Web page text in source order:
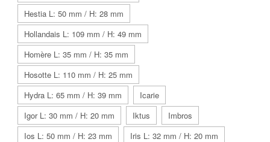
Hestia L: 50 mm / H: 28 mm
Hollandais L: 109 mm / H: 49 mm
Homère L: 35 mm / H: 35 mm
Hosotte L: 110 mm / H: 25 mm
Hydra L: 65 mm / H: 39 mm
Icarie
Igor L: 30 mm / H: 20 mm
Iktus
Imbros
Ios L: 50 mm / H: 23 mm
Iris L: 32 mm / H: 20 mm